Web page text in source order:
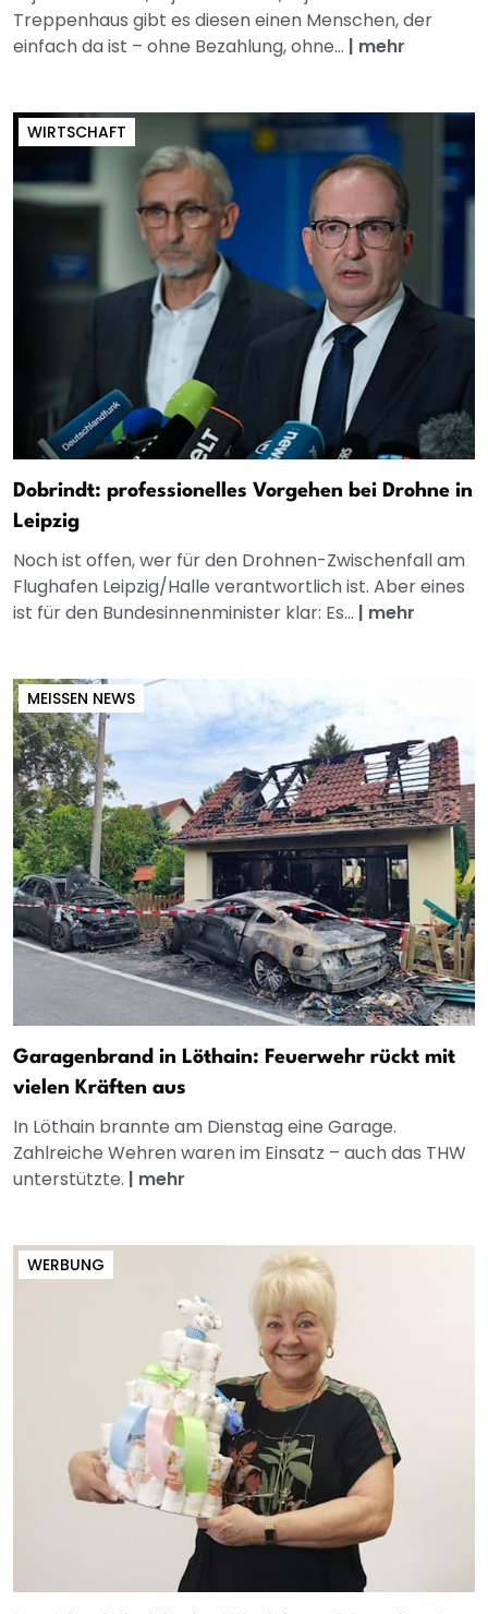
Treppenhaus gibt es diesen einen Menschen, der
einfach da ist – ohne Bezahlung, ohne... | mehr
WIRTSCHAFT
Dobrindt: professionelles Vorgehen bei Drohne in
Leipzig
Noch ist offen, wer für den Drohnen-Zwischenfall am
Flughafen Leipzig/Halle verantwortlich ist. Aber eines
ist für den Bundesinnenminister klar: Es... | mehr
MEISSEN NEWS
Garagenbrand in Löthain: Feuerwehr rückt mit
vielen Kräften aus
In Löthain brannte am Dienstag eine Garage.
Zahlreiche Wehren waren im Einsatz – auch das THW
unterstützte. | mehr
WERBUNG